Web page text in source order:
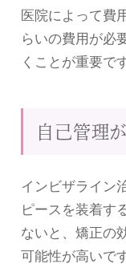
医院によって費
らいの費用が必
くことが重要です
自己管理
インビザライン
ピースを装着す
ないと、矯正の
可能性が高いです